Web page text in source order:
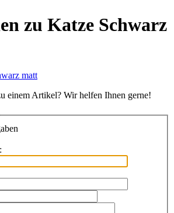
zu Katze Schwarz
einem Artikel? Wir helfen Ihnen gerne!